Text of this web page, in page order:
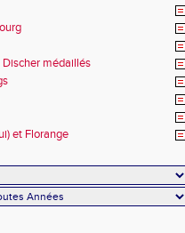
médaillés
et Florange